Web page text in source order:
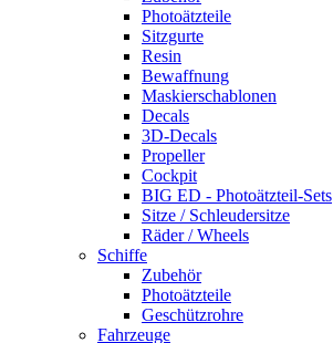
Photoätzteile
Sitzgurte
Resin
Bewaffnung
Maskierschablonen
Decals
3D-Decals
Propeller
Cockpit
BIG ED - Photoätzteil-Sets
Sitze / Schleudersitze
Räder / Wheels
Schiffe
Zubehör
Photoätzteile
Geschützrohre
Fahrzeuge